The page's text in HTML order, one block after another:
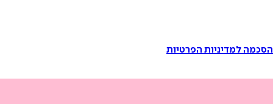
הסכמה למדיניות הפרטיות